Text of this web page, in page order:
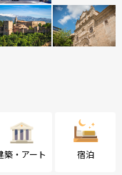
築・アート 宿泊